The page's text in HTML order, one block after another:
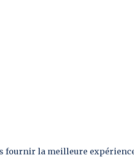
fournir la meilleure